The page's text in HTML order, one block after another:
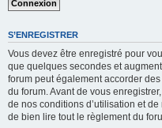
S’ENREGISTRER
Vous devez être enregistré pour
que quelques secondes et
forum peut également accorder
du forum. Avant de vous
de nos conditions d’utilisation et
de bien lire tout le règlement du